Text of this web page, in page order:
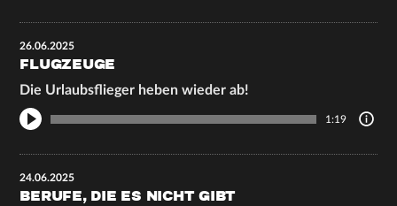
26.06.2025
FLUGZEUGE
Die Urlaubsflieger heben wieder ab!
1:19
24.06.2025
BERUFE, DIE ES NICHT GIBT